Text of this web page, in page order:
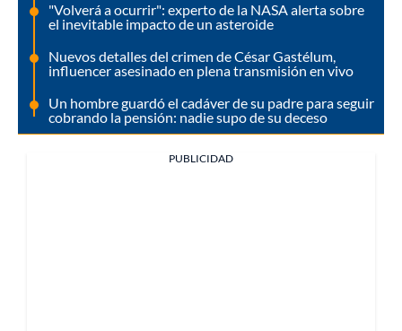
"Volverá a ocurrir": experto de la NASA alerta sobre
el inevitable impacto de un asteroide
Nuevos detalles del crimen de César Gastélum,
influencer asesinado en plena transmisión en vivo
Un hombre guardó el cadáver de su padre para seguir
cobrando la pensión: nadie supo de su deceso
PUBLICIDAD